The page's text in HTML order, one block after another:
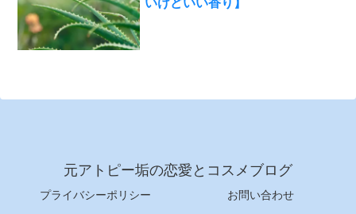
元アトピー垢の恋愛とコスメブログ
プライバシーポリシー お問い合わせ